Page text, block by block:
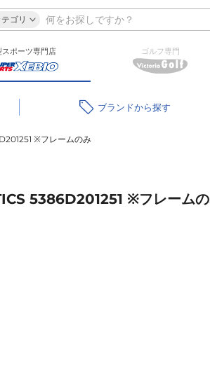
ゴリ
スポーツ専門店 ゴルフ専門
ブランド
※フレームのみ
5386D201251 ※フレーム